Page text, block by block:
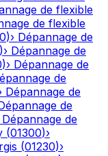
de flexible
de flexible
)› Dépannage de
)› Dépannage de
)› Dépannage de
de
Dépannage de
de
Dépannage de
(01300)›
(01230)›